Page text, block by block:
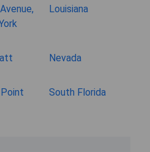
Louisiana
Nevada
South Florida